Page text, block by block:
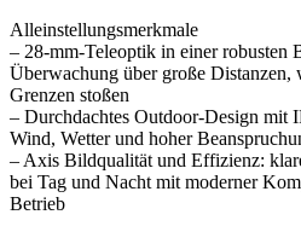
Alleinstellungsmerkmale
– 28-mm-Teleoptik in einer robusten
Überwachung über große Distanzen,
Grenzen stoßen
– Durchdachtes Outdoor-Design mit
Wind, Wetter und hoher
– Axis Bildqualität und Effizienz:
bei Tag und Nacht mit moderner
Betrieb